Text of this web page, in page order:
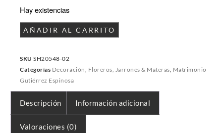
Hay existencias
AÑADIR AL CARRITO
SKU SH20548-02
Categorías Decoración Floreros, Jarrones & Materas Matrimonio
Gutiérrez Espinosa
Descripción Información adicional
Valoraciones (0)